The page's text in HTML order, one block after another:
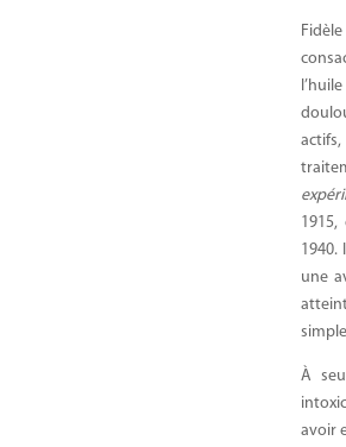
actifs,
1940.
une
À
avoir